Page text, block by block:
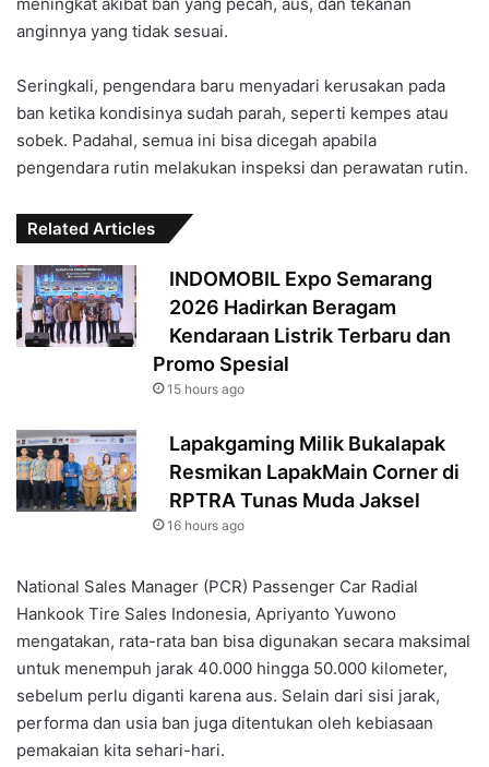
anginnya yang tidak sesuai.
Seringkali, pengendara baru menyadari kerusakan pada
ban ketika kondisinya sudah parah, seperti kempes atau
sobek. Padahal, semua ini bisa dicegah apabila
pengendara rutin melakukan inspeksi dan perawatan rutin.
Related Articles
INDOMOBIL Expo Semarang
2026 Hadirkan Beragam
Kendaraan Listrik Terbaru dan
Promo Spesial
15 hours ago
Lapakgaming Milik Bukalapak
Resmikan LapakMain Corner di
RPTRA Tunas Muda Jaksel
16 hours ago
National Sales Manager (PCR) Passenger Car Radial
Hankook Tire Sales Indonesia, Apriyanto Yuwono
mengatakan, rata-rata ban bisa digunakan secara maksimal
untuk menempuh jarak 40.000 hingga 50.000 kilometer,
sebelum perlu diganti karena aus. Selain dari sisi jarak,
performa dan usia ban juga ditentukan oleh kebiasaan
pemakaian kita sehari-hari.